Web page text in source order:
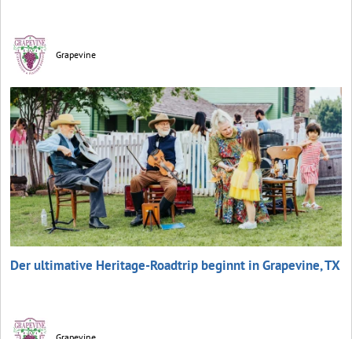
Grapevine
Der ultimative Heritage-Roadtrip beginnt in Grapevine, TX